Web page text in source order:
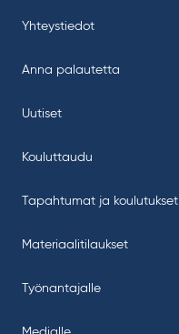
Yhteystiedot
Anna palautetta
Uutiset
Kouluttaudu
Tapahtumat ja koulutukset
Materiaalitilaukset
Työnantajalle